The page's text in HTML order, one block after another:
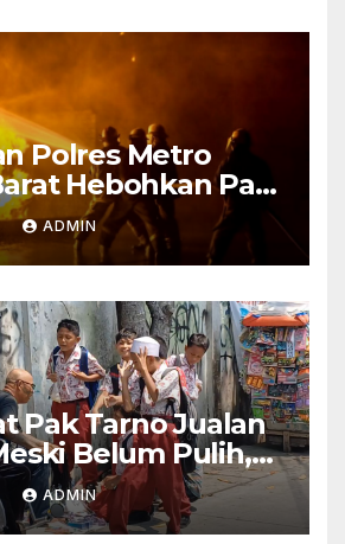
Polres Metro
Hebohkan Pagi
Terbarunya
ADMIN
Pak Tarno Jualan
Belum Pulih,
dan Cari
ADMIN